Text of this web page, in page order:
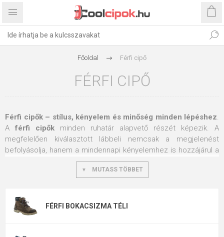
Főoldal Férfi cipő
FÉRFI CIPŐ
Férfi cipők – stílus, kényelem és minőség minden lépéshez.
A férfi cipők minden ruhatár alapvető részét képezik. A
megfelelően kiválasztott lábbeli nemcsak a megjelenést
befolyásolja, hanem a mindennapi kényelemhez is hozzájárul a
munka, a sport és a szabadidős tevékenységek során.
Kínálatunkban a férfi cipők széles választékát találja minden
outdoor modellekig.
MUTASS TÖBBET
FÉRFI BOKACSIZMA TÉLI